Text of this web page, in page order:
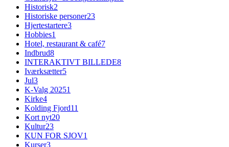
Historisk2
Historiske personer23
Hjertestartere3
Hobbies1
Hotel, restaurant & café7
Indbrud8
INTERAKTIVT BILLEDE8
Iværksætter5
Jul3
K-Valg 20251
Kirke4
Kolding Fjord11
Kort nyt20
Kultur23
KUN FOR SJOV1
Kurser3